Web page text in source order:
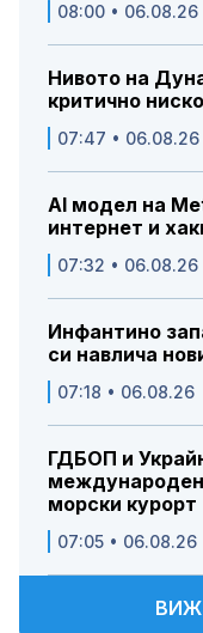
08:00 • 06.08.26
Нивото на
критично
07:47 • 06.08.26
AI модел на
интернет и
07:32 • 06.08.26
Инфантино
си навлича
07:18 • 06.08.26
ГДБОП и
морски курорт
07:05 • 06.08.26
ВИЖ